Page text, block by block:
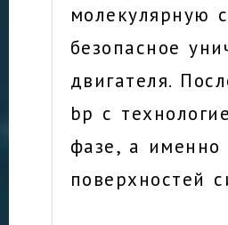
молекулярную
безопасное
двигателя.
bp с
фазе, а
поверхностей